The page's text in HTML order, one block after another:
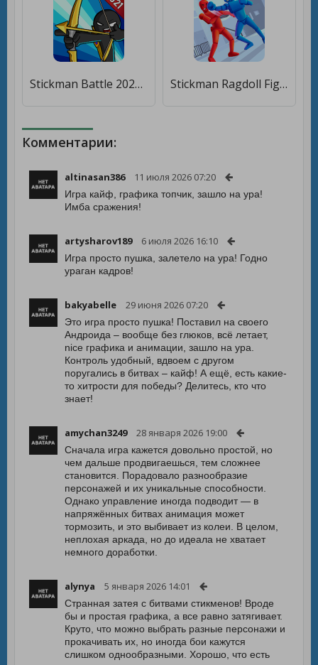
Stickman Battle 2021: Stick Fight War [Много денег] Stickman Ragdoll Fighter [Много монет]
Комментарии:
altinasan386 11 июля 2026 07:20
Игра кайф, графика топчик, зашло на ура!
Имба сражения!
artysharov189 6 июля 2026 16:10
Игра просто пушка, залетело на ура! Годно
ураган кадров!
bakyabelle 29 июня 2026 07:20
Это игра просто пушка! Поставил на своего
Андроида – вообще без глюков, всё летает,
nice графика и анимации, зашло на ура.
Контроль удобный, вдвоем с другом
поругались в битвах – кайф! А ещё, есть какие-
то хитрости для победы? Делитесь, кто что
знает!
amychan3249 28 января 2026 19:00
Сначала игра кажется довольно простой, но
чем дальше продвигаешься, тем сложнее
становится. Порадовало разнообразие
персонажей и их уникальные способности.
Однако управление иногда подводит — в
напряжённых битвах анимация может
тормозить, и это выбивает из колеи. В целом,
неплохая аркада, но до идеала не хватает
немного доработки.
alynya 5 января 2026 14:01
Странная затея с битвами стикменов! Вроде
бы и простая графика, а все равно затягивает.
Круто, что можно выбрать разные персонажи и
прокачивать их, но иногда бои кажутся
слишком однообразными. Хорошо, что есть